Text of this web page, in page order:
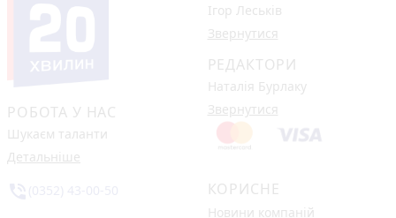
РОБОТА У НАС
Шукаєм таланти
Детальніше
Ігор Леськів
Звернутися
РЕДАКТОРИ
Наталія Бурлаку
Звернутися
КОРИСНЕ
Новини компаній